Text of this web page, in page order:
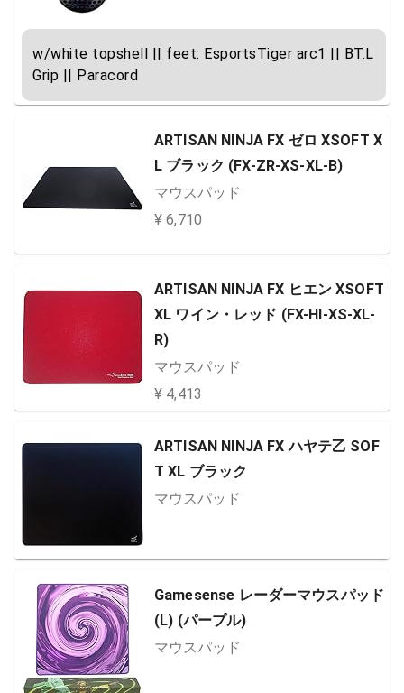
w/white topshell || feet: EsportsTiger arc1 || BT.L
Grip || Paracord
ARTISAN NINJA FX ゼロ XSOFT X
L ブラック (FX-ZR-XS-XL-B)
マウスパッド
¥ 6,710
ARTISAN NINJA FX ヒエン XSOFT
XL ワイン・レッド (FX-HI-XS-XL-
R)
マウスパッド
¥ 4,413
ARTISAN NINJA FX ハヤテ乙 SOF
T XL ブラック
マウスパッド
Gamesense レーダーマウスパッド
(L) (パープル)
マウスパッド